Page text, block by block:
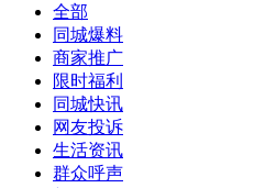
全部
同城爆料
商家推广
限时福利
同城快讯
网友投诉
生活资讯
群众呼声